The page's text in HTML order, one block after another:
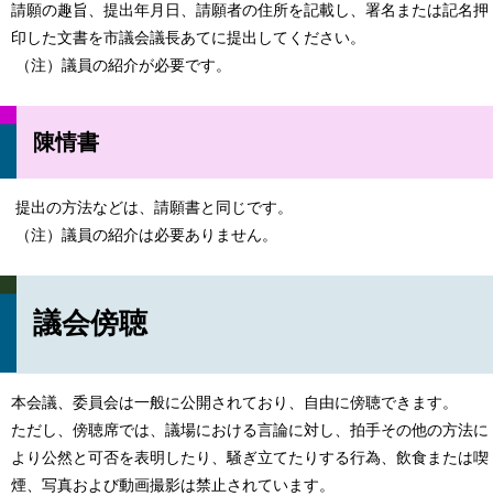
請願の趣旨、提出年月日、請願者の住所を記載し、署名または記名押
印した文書を市議会議長あてに提出してください。
（注）議員の紹介が必要です。
陳情書
提出の方法などは、請願書と同じです。
（注）議員の紹介は必要ありません。
議会傍聴
本会議、委員会は一般に公開されており、自由に傍聴できます。
ただし、傍聴席では、議場における言論に対し、拍手その他の方法に
より公然と可否を表明したり、騒ぎ立てたりする行為、飲食または喫
煙、写真および動画撮影は禁止されています。